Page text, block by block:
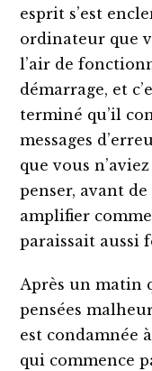
esprit s’est
ordinateur que
l’air de
démarrage, et
terminé qu’il
messages
que vous
penser, avant
amplifier
paraissait aussi
Après un matin
pensées
est condamnée
qui commence